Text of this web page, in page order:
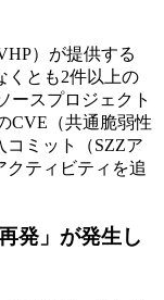
）が提供する
くとも2件以上の
ースプロジェクト
CVE（共通脆弱性
ミット（SZZア
クティビティを追
発」が発生し